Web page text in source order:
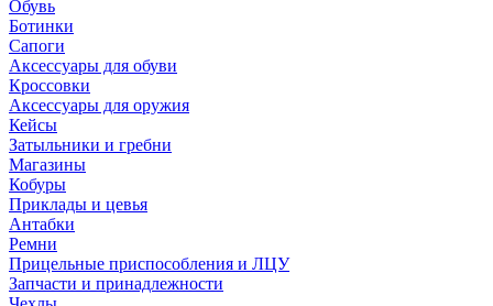
Обувь
Ботинки
Сапоги
Аксессуары для обуви
Кроссовки
Аксессуары для оружия
Кейсы
Затыльники и гребни
Магазины
Кобуры
Приклады и цевья
Антабки
Ремни
Прицельные приспособления и ЛЦУ
Запчасти и принадлежности